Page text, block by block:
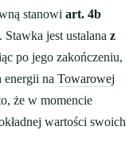
stanowi art. 4b
. Stawka jest ustalana z
po jego zakończeniu,
energii na Towarowej
że w momencie
wartości swoich